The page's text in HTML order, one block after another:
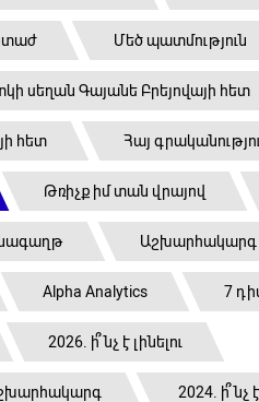
Մեծ պատմություն
սեղան Գայանե Բրեյովայի հետ
հետ Հայ
Թռիչք իմ տան վրայով
Աշխարհակարգ
Alpha Analytics 7
2026. ի՞նչ է լինելու
2024.